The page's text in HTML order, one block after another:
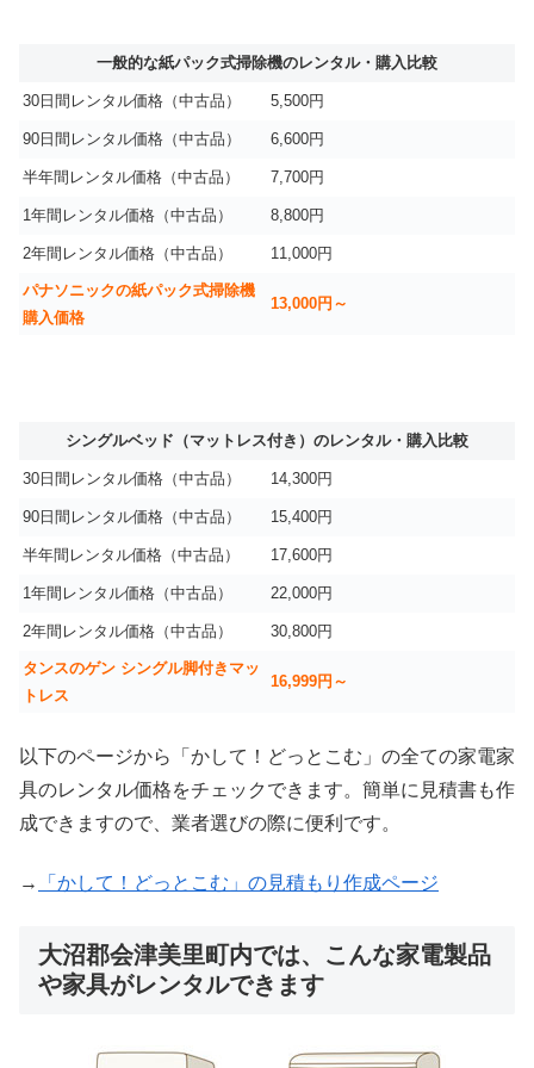
一般的な紙パック式掃除機のレンタル・購入比較
30日間レンタル価格（中古品） 5,500円
90日間レンタル価格（中古品） 6,600円
半年間レンタル価格（中古品） 7,700円
1年間レンタル価格（中古品） 8,800円
2年間レンタル価格（中古品） 11,000円
パナソニックの紙パック式掃除機
購入価格
13,000円～
シングルベッド（マットレス付き）のレンタル・購入比較
30日間レンタル価格（中古品） 14,300円
90日間レンタル価格（中古品） 15,400円
半年間レンタル価格（中古品） 17,600円
1年間レンタル価格（中古品） 22,000円
2年間レンタル価格（中古品） 30,800円
タンスのゲン シングル脚付きマッ
トレス
16,999円～
以下のページから「かして！どっとこむ」の全ての家電家
具のレンタル価格をチェックできます。簡単に見積書も作
成できますので、業者選びの際に便利です。
→ 「かして！どっとこむ」の見積もり作成ページ
大沼郡会津美里町内では、こんな家電製品
や家具がレンタルできます